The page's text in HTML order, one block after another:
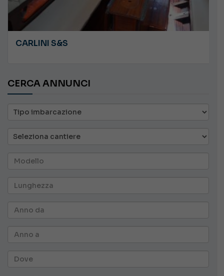
CARLINI S&S
CERCA ANNUNCI